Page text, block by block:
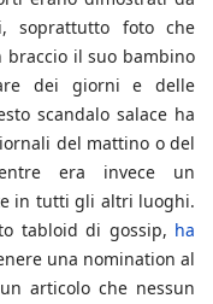
soprattutto foto che
braccio il suo bambino
dei giorni e delle
scandalo salace ha
del mattino o del
era invece un
in tutti gli altri luoghi.
tabloid di gossip, ha
una nomination al
articolo che nessun